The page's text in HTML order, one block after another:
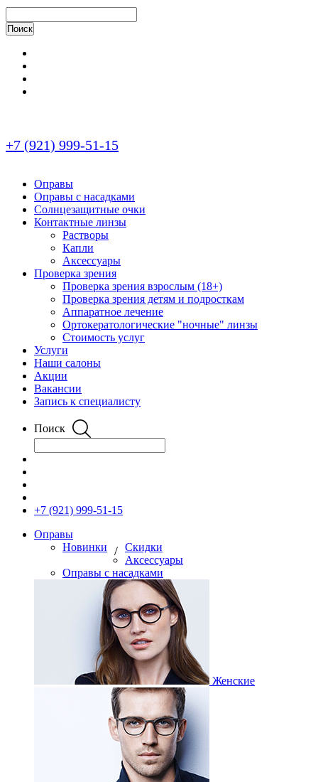
+7 (921) 999-51-15
Оправы
Оправы с насадками
Солнцезащитные очки
Контактные линзы
Растворы
Капли
Аксессуары
Проверка зрения
Проверка зрения взрослым (18+)
Проверка зрения детям и подросткам
Аппаратное лечение
Ортокератологические "ночные" линзы
Стоимость услуг
Услуги
Наши салоны
Акции
Вакансии
Запись к специалисту
Поиск
+7 (921) 999-51-15
Оправы
Новинки
/ Скидки
Аксессуары
Оправы с насадками
Женские